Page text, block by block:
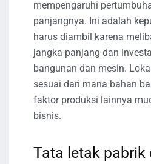
mempengaruhi
panjangnya. Ini adalah
harus diambil karena
jangka panjang dan
bangunan dan mesin.
sesuai dari mana bahan
faktor produksi lainnya
bisnis.
Tata letak pabrik